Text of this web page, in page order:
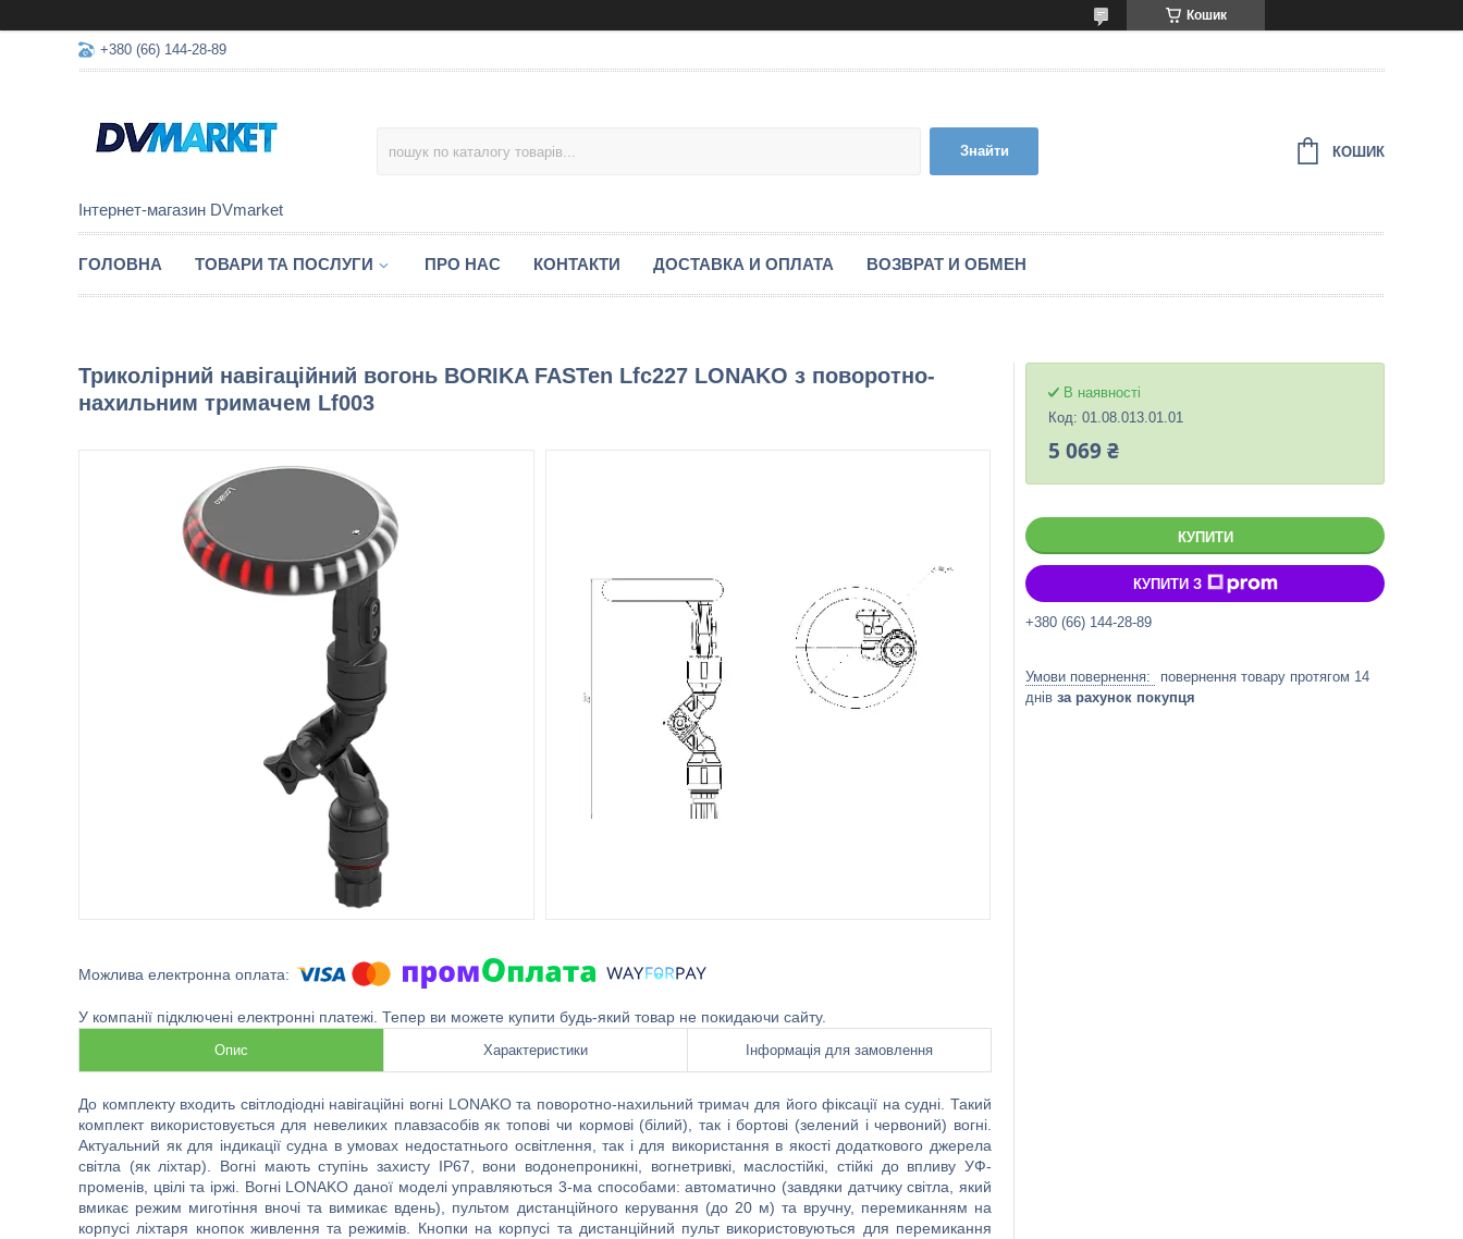
Кошик
+380 (66) 144-28-89
Інтернет-магазин DVmarket
Знайти КОШИК
ГОЛОВНА ТОВАРИ ТА ПОСЛУГИ ПРО НАС КОНТАКТИ ДОСТАВКА И ОПЛАТА ВОЗВРАТ И ОБМЕН
Триколірний навігаційний вогонь BORIKA FASTen Lfс227 LONAKO з поворотно-
нахильним тримачем Lf003
У компанії підключені електронні платежі. Тепер ви можете купити будь-який товар не покидаючи сайту.
Опис Характеристики Інформація для замовлення
До комплекту входить світлодіодні навігаційні вогні LONAKO та поворотно-нахильний тримач для його фіксації на судні. Такий
комплект використовується для невеликих плавзасобів як топові чи кормові (білий), так і бортові (зелений і червоний) вогні.
Актуальний як для індикації судна в умовах недостатнього освітлення, так і для використання в якості додаткового джерела
світла (як ліхтар). Вогні мають ступінь захисту IP67, вони водонепроникні, вогнетривкі, маслостійкі, стійкі до впливу УФ-
променів, цвілі та іржі. Вогні LONAKO даної моделі управляються 3-ма способами: автоматично (завдяки датчику світла, який
вмикає режим миготіння вночі та вимикає вдень), пультом дистанційного керування (до 20 м) та вручну, перемиканням на
корпусі ліхтаря кнопок живлення та режимів. Кнопки на корпусі та дистанційний пульт використовуються для перемикання
В наявності
Код: 01.08.013.01.01
5 069 ₴
КУПИТИ
КУПИТИ З
+380 (66) 144-28-89
повернення товару протягом 14
днів за рахунок покупця